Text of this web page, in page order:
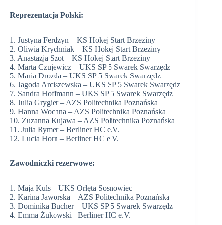
Reprezentacja Polski:
1. Justyna Ferdzyn – KS Hokej Start Brzeziny
2. Oliwia Krychniak – KS Hokej Start Brzeziny
3. Anastazja Szot – KS Hokej Start Brzeziny
4. Marta Czujewicz – UKS SP 5 Swarek Swarzędz
5. Maria Drozda – UKS SP 5 Swarek Swarzędz
6. Jagoda Arciszewska – UKS SP 5 Swarek Swarzędz
7. Sandra Hoffmann – UKS SP 5 Swarek Swarzędz
8. Julia Grygier – AZS Politechnika Poznańska
9. Hanna Wochna – AZS Politechnika Poznańska
10. Zuzanna Kujawa – AZS Politechnika Poznańska
11. Julia Rymer – Berliner HC e.V.
12. Lucia Horn – Berliner HC e.V.
Zawodniczki rezerwowe:
1. Maja Kuls – UKS Orlęta Sosnowiec
2. Karina Jaworska – AZS Politechnika Poznańska
3. Dominika Bucher – UKS SP 5 Swarek Swarzędz
4. Emma Żukowski– Berliner HC e.V.